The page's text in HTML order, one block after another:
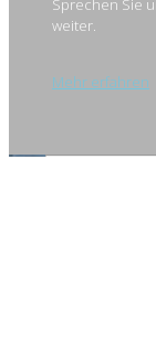
weiter.
Mehr erfahren